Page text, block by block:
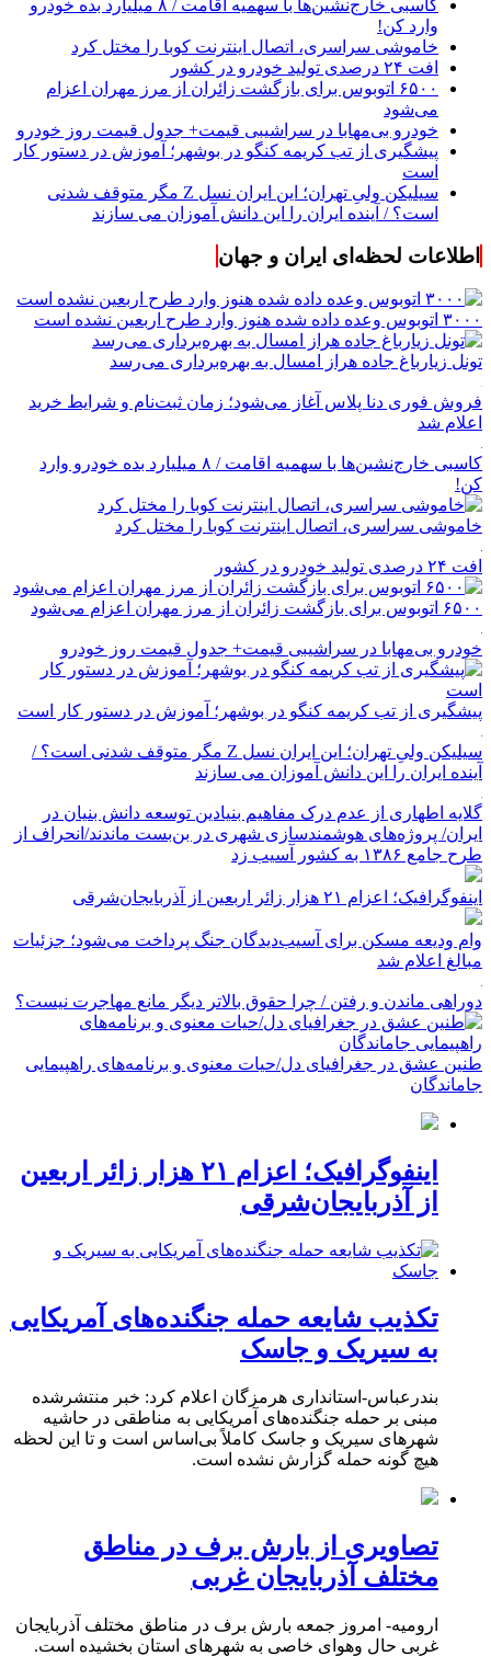
کاسبی خارج‌نشین‌ها با سهمیه اقامت / ۸ میلیارد بده خودرو
وارد کن!
خاموشی سراسری، اتصال اینترنت کوبا را مختل کرد
افت ۲۴ درصدی تولید خودرو در کشور
۶۵۰۰ اتوبوس برای بازگشت زائران از مرز مهران اعزام
می‌شود
خودرو بی‌مهابا در سراشیبی قیمت+ جدول قیمت روز خودرو
پیشگیری از تب کریمه کنگو در بوشهر؛ آموزش در دستور کار
است
سیلیکن ولیِ تهران؛ این ایران نسل Z مگر متوقف شدنی
است؟ / آینده ایران را این دانش آموزان می سازند
اطلاعات لحظه‌ای ایران و جهان
۳۰۰۰ اتوبوس وعده داده شده هنوز وارد طرح اربعین نشده است
تونل زیارباغ جاده هراز امسال به بهره‌برداری می‌رسد
فروش فوری دنا پلاس آغاز می‌شود؛ زمان ثبت‌نام و شرایط خرید
اعلام شد
کاسبی خارج‌نشین‌ها با سهمیه اقامت / ۸ میلیارد بده خودرو وارد
کن!
خاموشی سراسری، اتصال اینترنت کوبا را مختل کرد
افت ۲۴ درصدی تولید خودرو در کشور
۶۵۰۰ اتوبوس برای بازگشت زائران از مرز مهران اعزام می‌شود
خودرو بی‌مهابا در سراشیبی قیمت+ جدول قیمت روز خودرو
پیشگیری از تب کریمه کنگو در بوشهر؛ آموزش در دستور کار است
سیلیکن ولیِ تهران؛ این ایران نسل Z مگر متوقف شدنی است؟ /
آینده ایران را این دانش آموزان می سازند
گلایه اطهاری از عدم درک مفاهیم بنیادین توسعه دانش بنیان در
ایران/ پروژه‌های هوشمندسازی شهری در بن‌بست ماندند/انحراف از
طرح جامع ۱۳۸۶ به کشور آسیب زد
اینفوگرافیک؛ اعزام ۲۱ هزار زائر اربعین از آذربایجان‌شرقی
وام ودیعه مسکن برای آسیب‌دیدگان جنگ پرداخت می‌شود؛ جزئیات
مبالغ اعلام شد
دوراهی ماندن و رفتن / چرا حقوق بالاتر دیگر مانع مهاجرت نیست؟
طنین عشق در جغرافیای دل/حیات معنوی و برنامه‌های راهپیمایی
جاماندگان
اینفوگرافیک؛ اعزام ۲۱ هزار زائر اربعین
از آذربایجان‌شرقی
تکذیب شایعه حمله جنگنده‌های آمریکایی
به سیریک و جاسک
بندرعباس-استانداری هرمزگان اعلام کرد: خبر منتشرشده
مبنی بر حمله جنگنده‌های آمریکایی به مناطقی در حاشیه
شهرهای سیریک و جاسک کاملاً بی‌اساس است و تا این لحظه
هیچ گونه حمله گزارش نشده است.
تصاویری از بارش برف در مناطق
مختلف آذربایجان غربی
ارومیه- امروز جمعه بارش برف در مناطق مختلف آذربایجان
غربی حال وهوای خاصی به شهرهای استان بخشیده است.